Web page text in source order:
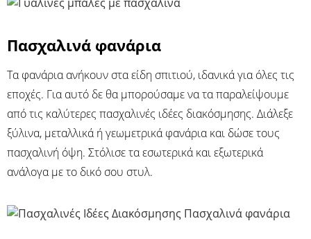
Πασχαλινά φανάρια
Τα φανάρια ανήκουν στα είδη σπιτιού, ιδανικά για όλες τις
εποχές. Για αυτό δε θα μπορούσαμε να τα παραλείψουμε
από τις καλύτερες πασχαλινές ιδέες διακόσμησης. Διάλεξε
ξύλινα, μεταλλικά ή γεωμετρικά φανάρια και δώσε τους
πασχαλινή όψη. Στόλισε τα εσωτερικά και εξωτερικά
ανάλογα με το δικό σου στυλ.